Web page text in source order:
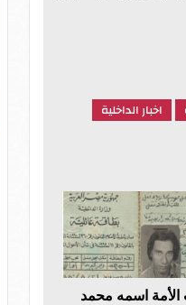
اخبار الداخلية
اسمه محمد